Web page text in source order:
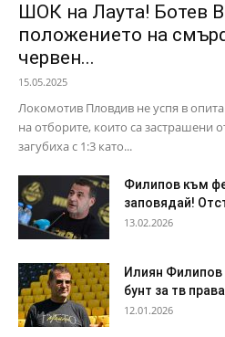
ШОК на Лаута! Ботев
положението на
червен...
15.05.2025
Локомотив Пловдив не успя в
на отборите, които са застрашени
загубиха с 1:3 като...
Филипов към
заповядай!
13.02.2026
Илиян
бунт за тв
12.01.2026